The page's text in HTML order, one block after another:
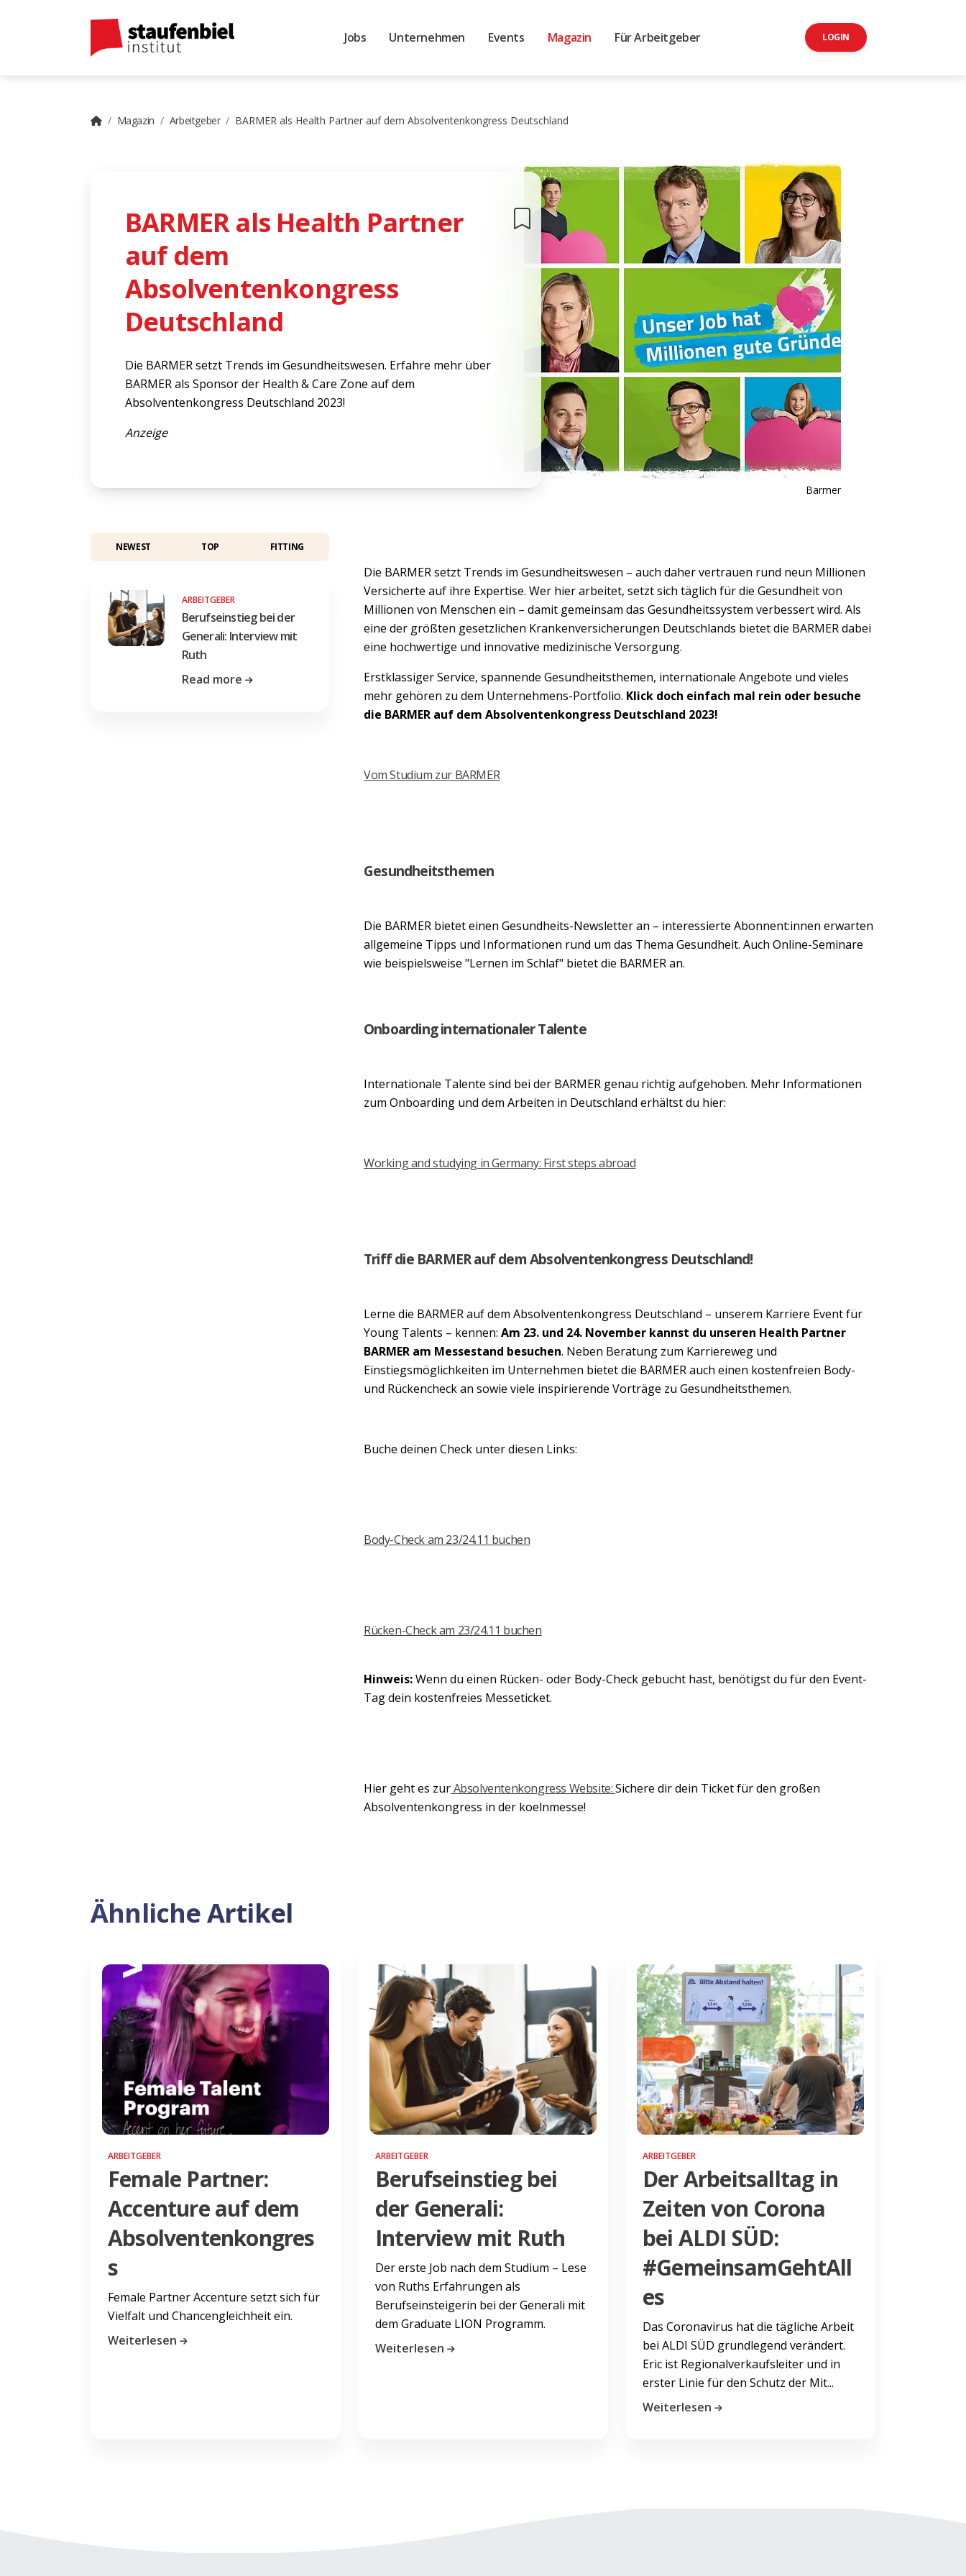
Jobs Unternehmen Events Magazin Für Arbeitgeber LOGIN
Magazin Arbeitgeber BARMER als Health Partner auf dem Absolventenkongress Deutschland
BARMER als Health Partner
auf dem
Absolventenkongress
Deutschland
Die BARMER setzt Trends im Gesundheitswesen. Erfahre mehr über
BARMER als Sponsor der Health & Care Zone auf dem
Absolventenkongress Deutschland 2023!
Anzeige
Barmer
NEWEST TOP FITTING
ARBEITGEBER
Berufseinstieg bei der
Generali: Interview mit
Ruth
Read more
Die BARMER setzt Trends im Gesundheitswesen – auch daher vertrauen rund neun Millionen
Versicherte auf ihre Expertise. Wer hier arbeitet, setzt sich täglich für die Gesundheit von
Millionen von Menschen ein – damit gemeinsam das Gesundheitssystem verbessert wird. Als
eine der größten gesetzlichen Krankenversicherungen Deutschlands bietet die BARMER dabei
eine hochwertige und innovative medizinische Versorgung.
Erstklassiger Service, spannende Gesundheitsthemen, internationale Angebote und vieles
mehr gehören zu dem Unternehmens-Portfolio. Klick doch einfach mal rein oder besuche
die BARMER auf dem Absolventenkongress Deutschland 2023!
Vom Studium zur BARMER
Gesundheitsthemen
Die BARMER bietet einen Gesundheits-Newsletter an – interessierte Abonnent:innen erwarten
allgemeine Tipps und Informationen rund um das Thema Gesundheit. Auch Online-Seminare
wie beispielsweise "Lernen im Schlaf" bietet die BARMER an.
Onboarding internationaler Talente
Internationale Talente sind bei der BARMER genau richtig aufgehoben. Mehr Informationen
zum Onboarding und dem Arbeiten in Deutschland erhältst du hier:
Working and studying in Germany: First steps abroad
Triff die BARMER auf dem Absolventenkongress Deutschland!
Lerne die BARMER auf dem Absolventenkongress Deutschland – unserem Karriere Event für
Young Talents – kennen: Am 23. und 24. November kannst du unseren Health Partner
BARMER am Messestand besuchen. Neben Beratung zum Karriereweg und
Einstiegsmöglichkeiten im Unternehmen bietet die BARMER auch einen kostenfreien Body-
und Rückencheck an sowie viele inspirierende Vorträge zu Gesundheitsthemen.
Buche deinen Check unter diesen Links:
Body-Check am 23/24.11 buchen
Rücken-Check am 23/24.11 buchen
Hinweis:Wenn du einen Rücken- oder Body-Check gebucht hast, benötigst du für den Event-
Tag dein kostenfreies Messeticket.
Hier geht es zurAbsolventenkongress Website:Sichere dir dein Ticket für den großen
Absolventenkongress in der koelnmesse!
Ähnliche Artikel
ARBEITGEBER
Female Partner:
Accenture auf dem
Absolventenkongres
s
Female Partner Accenture setzt sich für
Vielfalt und Chancengleichheit ein.
Weiterlesen
ARBEITGEBER
Berufseinstieg bei
der Generali:
Interview mit Ruth
Der erste Job nach dem Studium – Lese
von Ruths Erfahrungen als
Berufseinsteigerin bei der Generali mit
dem Graduate LION Programm.
Weiterlesen
ARBEITGEBER
Der Arbeitsalltag in
Zeiten von Corona
bei ALDI SÜD:
#GemeinsamGehtAll
es
Das Coronavirus hat die tägliche Arbeit
bei ALDI SÜD grundlegend verändert.
Eric ist Regionalverkaufsleiter und in
erster Linie für den Schutz der Mit...
Weiterlesen